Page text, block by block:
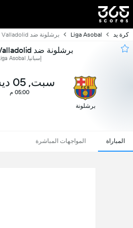
كرة يد Liga Asobal برشلونة ضد Atlético Valladolid
برشلونة ضد Atlético Valladolid
إسبانيا, Liga Asobal
برشلونة
سبت, 05 ديسمبر
05:00 م
المباراة المواجهات المباشرة